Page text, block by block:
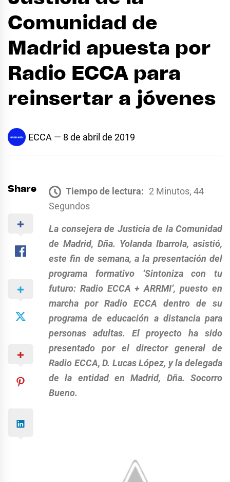
Comunidad de
Madrid apuesta por
Radio ECCA para
reinsertar a jóvenes
ECCA 8 de abril de 2019
Share Tiempo de lectura: 2 Minutos, 44
Segundos
La consejera de Justicia de la Comunidad
de Madrid, Dña. Yolanda Ibarrola, asistió,
este fin de semana, a la presentación del
programa formativo ‘Sintoniza con tu
futuro: Radio ECCA + ARRMI’, puesto en
marcha por Radio ECCA dentro de su
programa de educación a distancia para
personas adultas. El proyecto ha sido
presentado por el director general de
Radio ECCA, D. Lucas López, y la delegada
de la entidad en Madrid, Dña. Socorro
Bueno.